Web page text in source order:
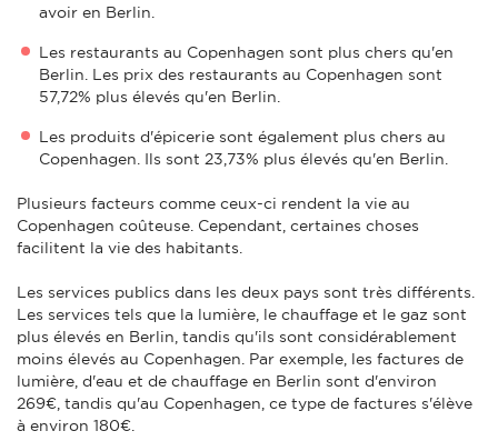
avoir en Berlin.
Les restaurants au Copenhagen sont plus chers qu'en
Berlin. Les prix des restaurants au Copenhagen sont
57,72% plus élevés qu'en Berlin.
Les produits d'épicerie sont également plus chers au
Copenhagen. Ils sont 23,73% plus élevés qu'en Berlin.
Plusieurs facteurs comme ceux-ci rendent la vie au
Copenhagen coûteuse. Cependant, certaines choses
facilitent la vie des habitants.
Les services publics dans les deux pays sont très différents.
Les services tels que la lumière, le chauffage et le gaz sont
plus élevés en Berlin, tandis qu'ils sont considérablement
moins élevés au Copenhagen. Par exemple, les factures de
lumière, d'eau et de chauffage en Berlin sont d'environ
269€, tandis qu'au Copenhagen, ce type de factures s'élève
à environ 180€.